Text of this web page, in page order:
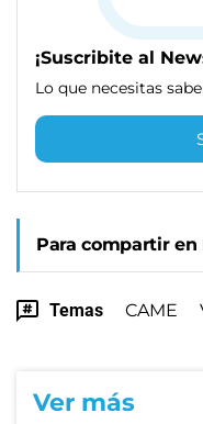
¡Suscribite al
Lo que necesitas
Para compartir en
Temas CAME
Ver más